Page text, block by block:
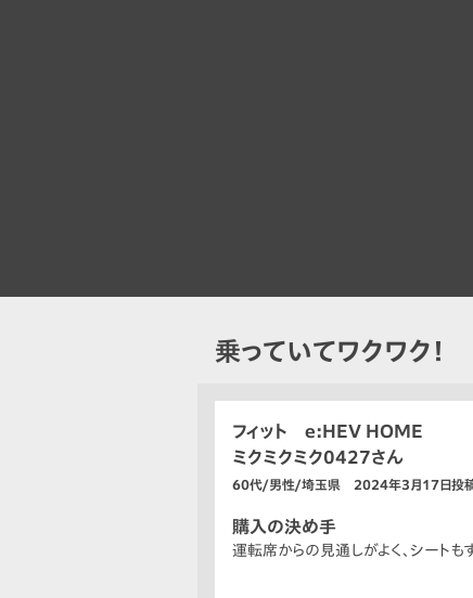
乗っていてワクワク！
フィット e:HEV HOME
ミクミクミク0427さん
60代/男性/埼玉県 2024年3月17日投
購入の決め手
運転席からの見通しがよく、シートも